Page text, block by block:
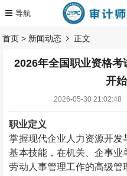
首页 > 新闻动态 正文
2026年全国职业资格
开
2026-05-30 21:02:48
职业定义
掌握现代企业人力资源开发
基本技能，在机关、企事业
劳动人事管理工作的高级